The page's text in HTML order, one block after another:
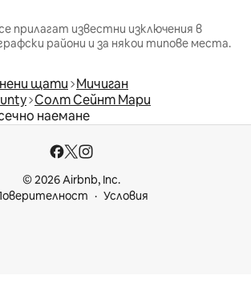
прилагат известни изключения в
райони и за някои типове места.
щати Мичиган
Солт Сейнт Мари
наемане
© 2026 Airbnb, Inc.
Условия